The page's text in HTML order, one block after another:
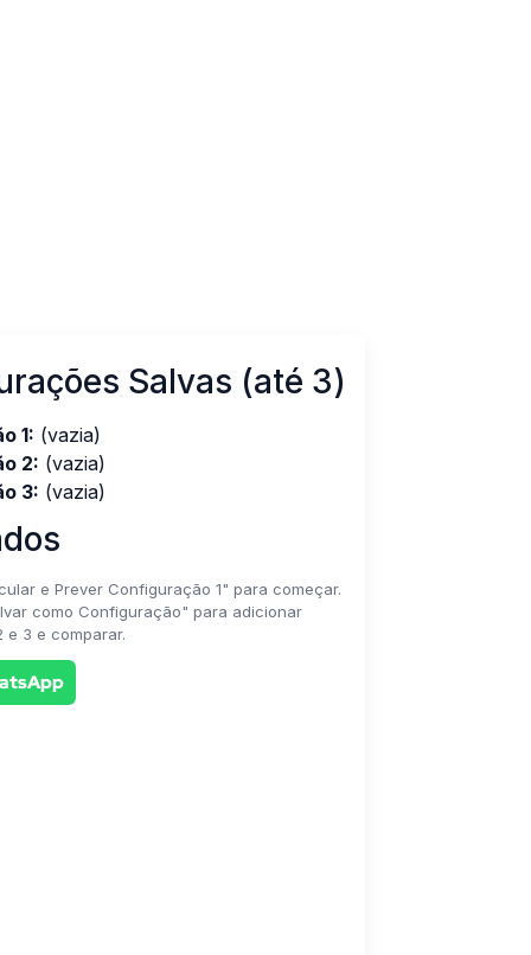
Salvas (até 3)
1: (vazia)
2: (vazia)
3: (vazia)
e Prever Configuração 1" para começar.
como Configuração" para adicionar
e 3 e comparar.